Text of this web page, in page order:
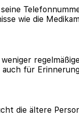
wie die
für
die ältere